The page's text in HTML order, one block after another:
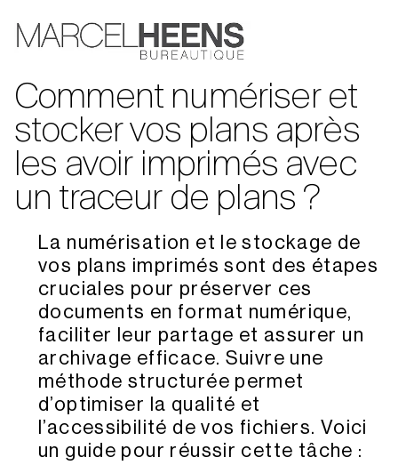
Comment numériser et
stocker vos plans après
les avoir imprimés avec
un traceur de plans ?
La numérisation et le stockage de
vos plans imprimés sont des étapes
cruciales pour préserver ces
documents en format numérique,
faciliter leur partage et assurer un
archivage efficace. Suivre une
méthode structurée permet
d’optimiser la qualité et
l’accessibilité de vos fichiers. Voici
un guide pour réussir cette tâche :